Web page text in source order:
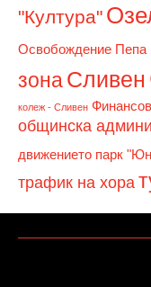
"Култура"
Освобождение Пепа
зонаСливен
колеж - Сливен
общинска
движението парк
трафик на хора